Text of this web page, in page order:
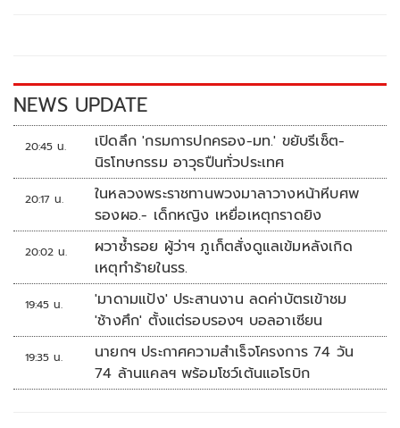
k k
NEWS UPDATE
20:45 น.
เปิดลึก 'กรมการปกครอง-มท.' ขยับรีเซ็ต-
นิรโทษกรรม อาวุธปืนทั่วประเทศ
20:17 น.
ในหลวงพระราชทานพวงมาลาวางหน้าหีบศพ
รองผอ.- เด็กหญิง เหยื่อเหตุกราดยิง
20:02 น.
ผวาซ้ำรอย ผู้ว่าฯ ภูเก็ตสั่งดูแลเข้มหลังเกิด
เหตุทำร้ายในรร.
19:45 น.
'มาดามแป้ง' ประสานงาน ลดค่าบัตรเข้าชม
'ช้างศึก' ตั้งแต่รอบรองฯ บอลอาเซียน
19:35 น.
นายกฯ ประกาศความสำเร็จโครงการ 74 วัน
74 ล้านแคลฯ พร้อมโชว์เต้นแอโรบิก